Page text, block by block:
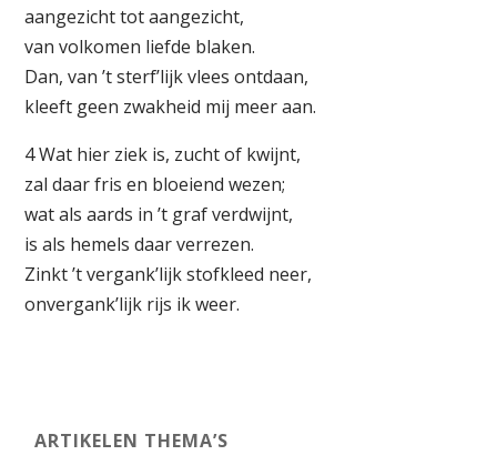
aangezicht tot aangezicht,
van volkomen liefde blaken.
Dan, van ’t sterf’lijk vlees ontdaan,
kleeft geen zwakheid mij meer aan.
4 Wat hier ziek is, zucht of kwijnt,
zal daar fris en bloeiend wezen;
wat als aards in ’t graf verdwijnt,
is als hemels daar verrezen.
Zinkt ’t vergank’lijk stofkleed neer,
onvergank’lijk rijs ik weer.
ARTIKELEN THEMA’S